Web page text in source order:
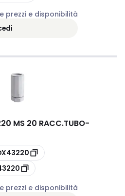
prezzi e disponibilità
MS 20 RACC.TUBO-
prezzi e disponibilità